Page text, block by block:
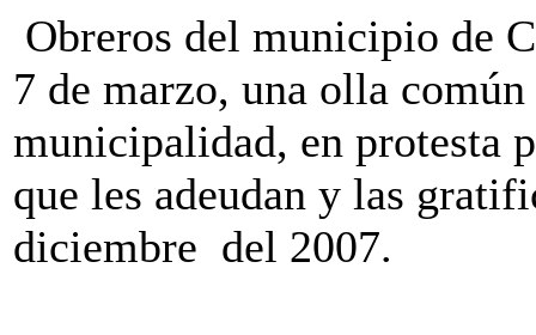
Obreros del municipio de
7 de marzo, una olla
municipalidad, en protesta
que les adeudan y las
diciembre del 2007.